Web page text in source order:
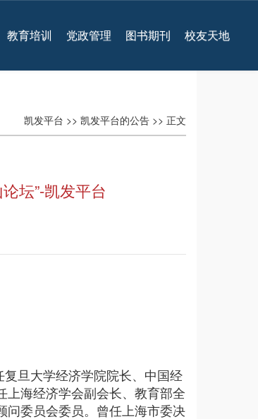
教育培训 党政管理 图书期刊 校友天地
凯发平台 >> 凯发平台的公告 >> 正文
坛”-凯发平台
旦大学经济学院院长、中国经
上海经济学会副会长、教育部全
问委员会委员。曾任上海市委决